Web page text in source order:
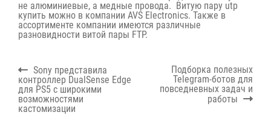
не алюминиевые, а медные провода. Витую пару utp
купить можно в компании AVS Electronics. Также в
ассортименте компании имеются различные
разновидности витой пары FTP.
Навигация
по
записям
Previous
post:
Sony представила
контроллер DualSense Edge
для PS5 с широкими
возможностями
кастомизации
Next
post:
Подборка полезных
Telegram-ботов для
повседневных задач и
работы